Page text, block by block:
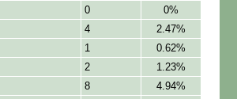
0
0%
4
2.47%
1
0.62%
2
1.23%
8
4.94%